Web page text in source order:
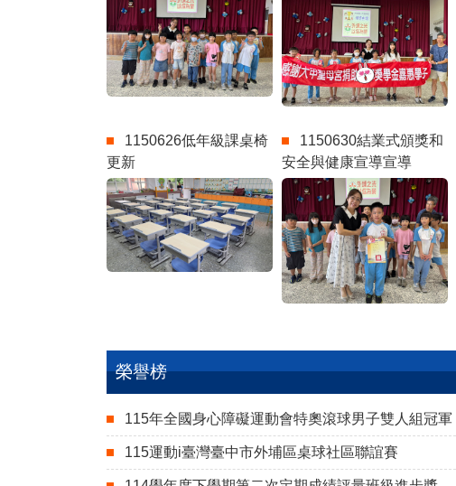
1150626低年級課桌椅
更新
1150630結業式頒獎和
安全與健康宣導宣導
榮譽榜
115年全國身心障礙運動會特奧滾球男子雙人組冠軍
115運動i臺灣臺中市外埔區桌球社區聯誼賽